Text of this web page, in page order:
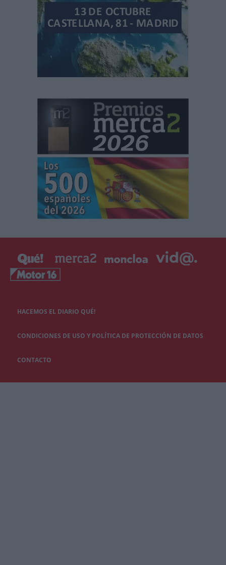
HACEMOS EL DIARIO QUÉ!
CONDICIONES DE USO Y POLÍTICA DE PROTECCIÓN DE DATOS
CONTACTO